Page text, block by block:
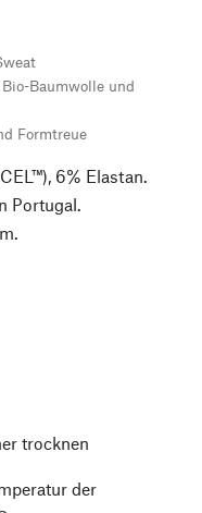
Baumwolle und
Formtreue
6% Elastan.
Portugal.
trocknen
der